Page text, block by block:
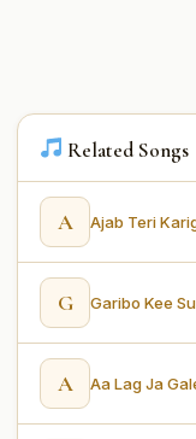
Related Songs
A Ajab Teri
G
A Aa Lag Ja